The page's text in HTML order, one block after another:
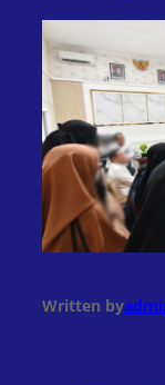
Written by